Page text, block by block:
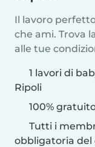
Il lavoro
che ami. Trova
alle tue
1 lavori di
Ripoli
100%
Tutti i
obbligatoria